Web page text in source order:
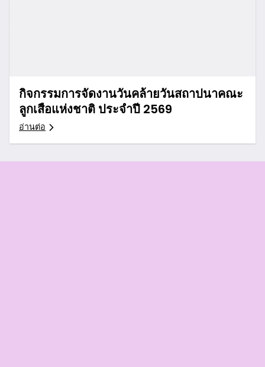
กิจกรรมการจัดงานวันคล้ายวันสถาปนาคณะ
ลูกเสือแห่งชาติ ประจำปี 2569
อ่านต่อ